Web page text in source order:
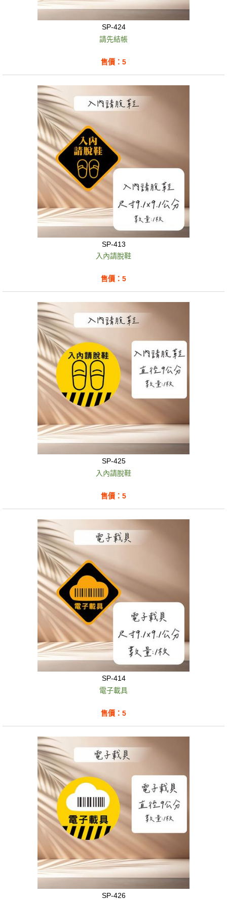
SP-424
請先結帳
售價：5
SP-413
入內請脫鞋
售價：5
SP-425
入內請脫鞋
售價：5
SP-414
電子載具
售價：5
SP-426